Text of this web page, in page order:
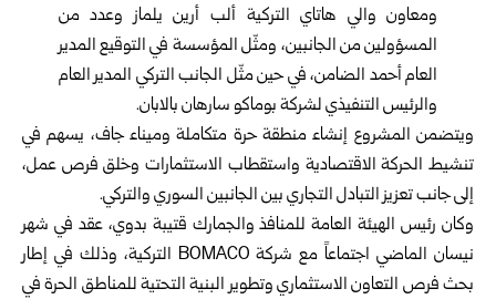
ومعاون والي هاتاي التركية ألب أرين يلماز وعدد من
المسؤولين من الجانبين، ومثّل المؤسسة في التوقيع المدير
العام أحمد الضامن، في حين مثّل الجانب التركي المدير العام
والرئيس التنفيذي لشركة بوماكو سارهان بالابان.
ويتضمن المشروع إنشاء منطقة حرة متكاملة وميناء جاف، يسهم في
تنشيط الحركة الاقتصادية واستقطاب الاستثمارات وخلق فرص عمل،
إلى جانب تعزيز التبادل التجاري بين الجانبين السوري والتركي.
وكان رئيس الهيئة العامة للمنافذ والجمارك قتيبة بدوي، عقد في شهر
نيسان الماضي اجتماعاً مع شركة BOMACO التركية، وذلك في إطار
بحث فرص التعاون الاستثماري وتطوير البنية التحتية للمناطق الحرة في